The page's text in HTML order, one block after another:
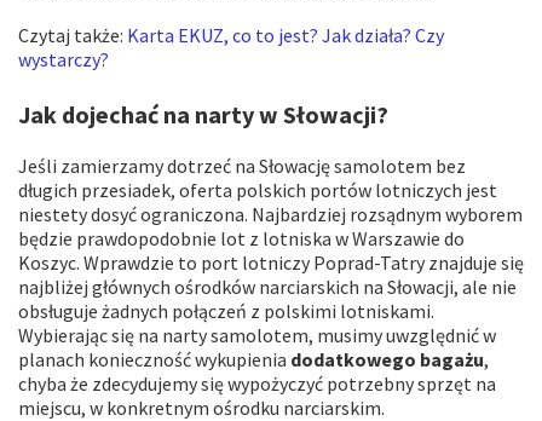
Czytaj także: Karta EKUZ, co to jest? Jak działa? Czy
wystarczy?
Jak dojechać na narty w Słowacji?
Jeśli zamierzamy dotrzeć na Słowację samolotem bez
długich przesiadek, oferta polskich portów lotniczych jest
niestety dosyć ograniczona. Najbardziej rozsądnym wyborem
będzie prawdopodobnie lot z lotniska w Warszawie do
Koszyc. Wprawdzie to port lotniczy Poprad-Tatry znajduje się
najbliżej głównych ośrodków narciarskich na Słowacji, ale nie
obsługuje żadnych połączeń z polskimi lotniskami.
Wybierając się na narty samolotem, musimy uwzględnić w
planach konieczność wykupienia dodatkowego bagażu,
chyba że zdecydujemy się wypożyczyć potrzebny sprzęt na
miejscu, w konkretnym ośrodku narciarskim.